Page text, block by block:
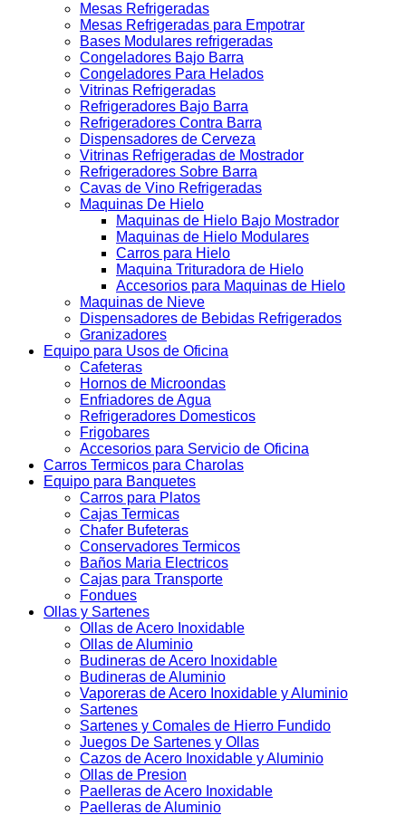
Mesas Refrigeradas
Mesas Refrigeradas para Empotrar
Bases Modulares refrigeradas
Congeladores Bajo Barra
Congeladores Para Helados
Vitrinas Refrigeradas
Refrigeradores Bajo Barra
Refrigeradores Contra Barra
Dispensadores de Cerveza
Vitrinas Refrigeradas de Mostrador
Refrigeradores Sobre Barra
Cavas de Vino Refrigeradas
Maquinas De Hielo
Maquinas de Hielo Bajo Mostrador
Maquinas de Hielo Modulares
Carros para Hielo
Maquina Trituradora de Hielo
Accesorios para Maquinas de Hielo
Maquinas de Nieve
Dispensadores de Bebidas Refrigerados
Granizadores
Equipo para Usos de Oficina
Cafeteras
Hornos de Microondas
Enfriadores de Agua
Refrigeradores Domesticos
Frigobares
Accesorios para Servicio de Oficina
Carros Termicos para Charolas
Equipo para Banquetes
Carros para Platos
Cajas Termicas
Chafer Bufeteras
Conservadores Termicos
Baños Maria Electricos
Cajas para Transporte
Fondues
Ollas y Sartenes
Ollas de Acero Inoxidable
Ollas de Aluminio
Budineras de Acero Inoxidable
Budineras de Aluminio
Vaporeras de Acero Inoxidable y Aluminio
Sartenes
Sartenes y Comales de Hierro Fundido
Juegos De Sartenes y Ollas
Cazos de Acero Inoxidable y Aluminio
Ollas de Presion
Paelleras de Acero Inoxidable
Paelleras de Aluminio